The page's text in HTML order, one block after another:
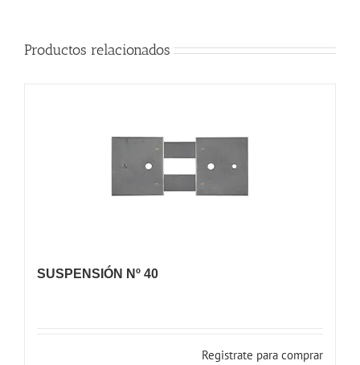
Productos relacionados
SUSPENSIÓN Nº 40
Registrate para comprar